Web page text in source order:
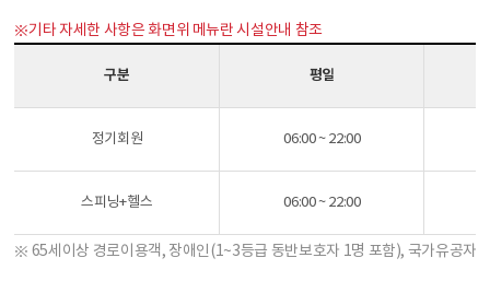
※기타 자세한 사항은 화면위 메뉴란 시설안내 참조
구분 평일
정기회원 06:00 ~ 22:00
스피닝+헬스 06:00 ~ 22:00
※ 65세이상 경로이용객, 장애인(1~3등급 동반보호자 1명 포함), 국가유공자